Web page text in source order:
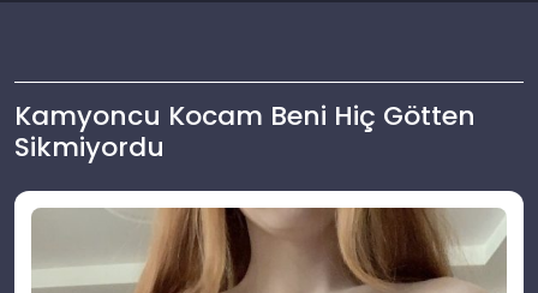
Kamyoncu Kocam Beni Hiç Götten
Sikmiyordu